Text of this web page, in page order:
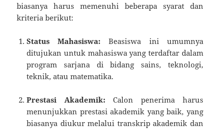
biasanya harus memenuhi beberapa syarat dan
kriteria berikut:
Status Mahasiswa: Beasiswa ini umumnya
ditujukan untuk mahasiswa yang terdaftar dalam
program sarjana di bidang sains, teknologi,
teknik, atau matematika.
Prestasi Akademik: Calon penerima harus
menunjukkan prestasi akademik yang baik, yang
biasanya diukur melalui transkrip akademik dan